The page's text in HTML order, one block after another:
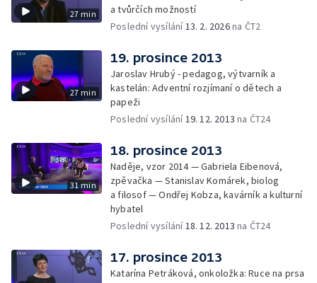
27 min
a tvůrčích možností
Poslední vysílání13. 2. 2026na ČT2
27 min
19. prosince 2013
Jaroslav Hrubý - pedagog, výtvarník a
kastelán: Adventní rozjímaní o dětech a
papeži
Poslední vysílání19. 12. 2013 na ČT24
31 min
18. prosince 2013
Naděje, vzor 2014 — Gabriela Eibenová,
zpěvačka — Stanislav Komárek, biolog
a filosof — Ondřej Kobza, kavárník a kulturní
hybatel
Poslední vysílání18. 12. 2013 na ČT24
17. prosince 2013
Katarína Petráková, onkoložka: Ruce na prsa